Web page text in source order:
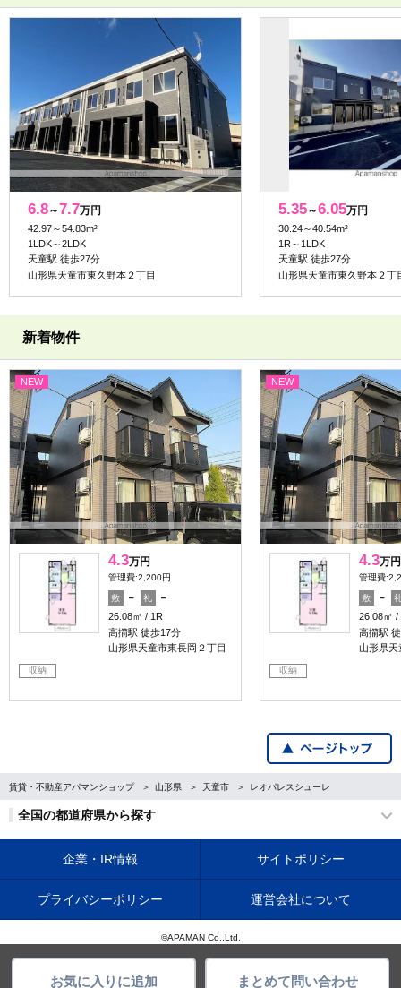
お気に入りに追加 まとめて問い合わせ
6.8～7.7万円
42.97～54.83m²
1LDK～2LDK
天童駅 徒歩27分
山形県天童市東久野本２丁目
5.35～6.05万円
30.24～40.54m²
1R～1LDK
天童駅 徒歩27分
山形県天童市東久野本２丁
新着物件
NEW
4.3万円
管理費:2,200円
敷 － 礼
－
26.08㎡
1R
高擶駅 徒歩17分
山形県天童市東長岡２丁目
収納
NEW
4.3万円
管理費
敷 －
26.08㎡
高擶駅
山形県天
収納
賃貸・不動産アパマンショップ 山形県 天童市 レオパレスシューレ
全国の都道府県から探す
企業・IR情報 サイトポリシー
プライバシーポリシー 運営会社について
©APAMAN Co.,Ltd.